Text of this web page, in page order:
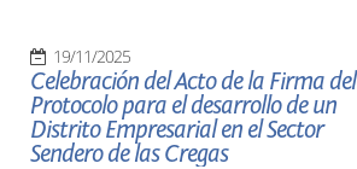
19/11/2025
Celebración del Acto de la Firma del
Protocolo para el desarrollo de un
Distrito Empresarial en el Sector
Sendero de las Cregas